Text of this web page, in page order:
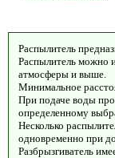
Распылитель
Распылитель можно
атмосферы и выше.
Минимальное
При подаче воды
определенному
Несколько
одновременно при
Разбрызгиватель